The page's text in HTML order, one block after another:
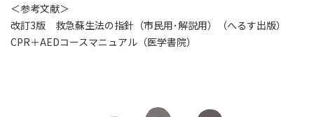
＜参考文献＞
改訂3版 救急蘇生法の指針（市民用･解説用）（へるす出版）
CPR＋AEDコースマニュアル（医学書院）